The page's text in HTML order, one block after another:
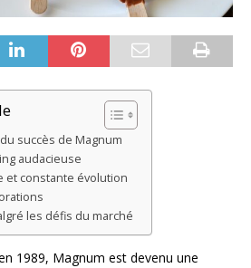
succès de Magnum
audacieuse
et constante évolution
les défis du marché
1989, Magnum est devenu une